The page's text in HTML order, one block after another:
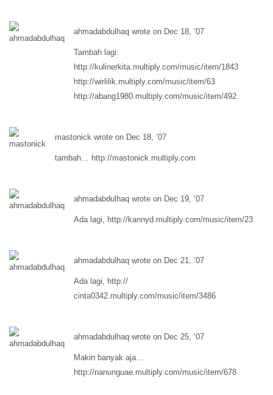
ahmadabdulhaq wrote on Dec 18, ’07
Tambah lagi:
http://kulinerkita.multiply.com/music/item/1843
http://wirlilik.multiply.com/music/item/63
http://abang1980.multiply.com/music/item/492
mastonick wrote on Dec 18, ’07
tambah… http://mastonick.multiply.com
ahmadabdulhaq wrote on Dec 19, ’07
Ada lagi, http://kannyd.multiply.com/music/item/23
ahmadabdulhaq wrote on Dec 21, ’07
Ada lagi, http://
cinta0342.multiply.com/music/item/3486
ahmadabdulhaq wrote on Dec 25, ’07
Makin banyak aja…
http://nanunguae.multiply.com/music/item/678